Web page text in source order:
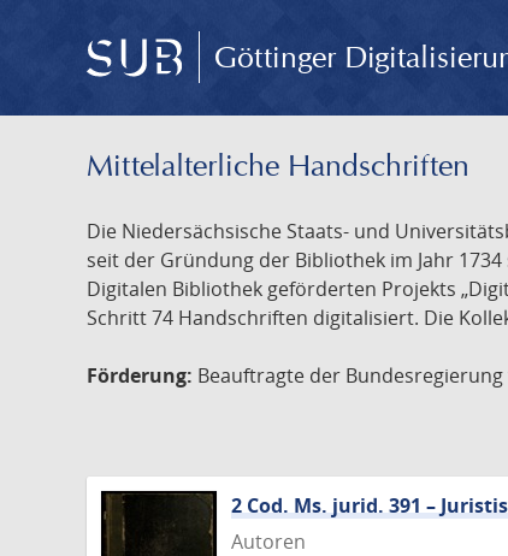
Göttinger
Mittelalterliche Handschriften
Die Niedersächsische Staats- und
seit der Gründung der Bibliothek im Jahr
Digitalen Bibliothek geförderten Projekts
Schritt 74 Handschriften digitalisiert. Die
Förderung: Beauftragte der
2 Cod. Ms. jurid. 391 –
Autoren